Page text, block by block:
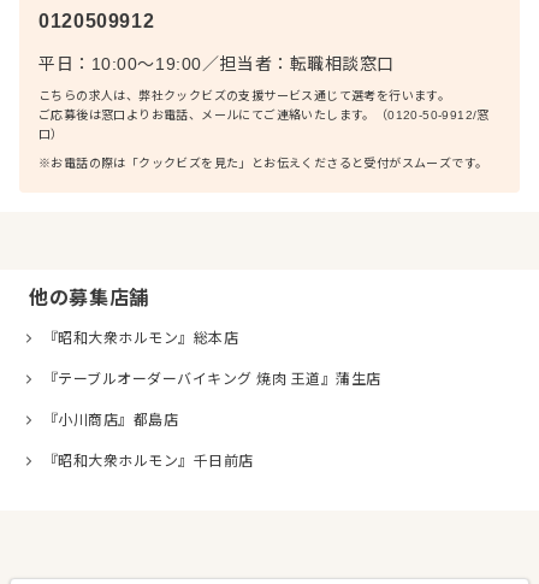
0120509912
平日：10:00〜19:00／担当者： 転職相談窓口
こちらの求人は、弊社クックビズの支援サービス通じて選考を行います。
ご応募後は窓口よりお電話、メールにてご連絡いたします。（0120-50-9912/窓
口）
※お電話の際は「クックビズを見た」とお伝えくださると受付がスムーズです。
他の募集店舗
『昭和大衆ホルモン』総本店
『テーブルオーダーバイキング 焼肉 王道』蒲生店
『小川商店』都島店
『昭和大衆ホルモン』千日前店